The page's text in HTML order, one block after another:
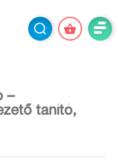
–
tanító,